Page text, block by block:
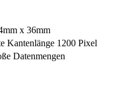
x 36mm
Kantenlänge 1200 Pixel
Datenmengen